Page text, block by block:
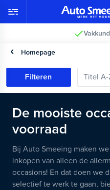
Vakkundig
Homepage
Filteren
De mooiste
voorraad
Bij Auto Smeeing maken
inkopen van alleen de
occasions! En dat doen we
selectief te werk te gaan,